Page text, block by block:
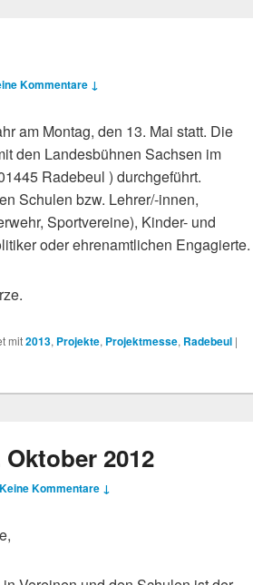
Kommentare ↓
am Montag, den 13. Mai statt. Die
den Landesbühnen Sachsen im
Radebeul ) durchgeführt.
Schulen bzw. Lehrer/-innen,
Sportvereine), Kinder- und
oder ehrenamtlichen Engagierte.
mit2013, Projekte, Projektmesse, Radebeul |
2012
Keine Kommentare ↓